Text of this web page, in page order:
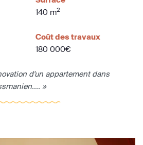
140 m2
Coût des travaux
180 000€
d'un appartement dans
»